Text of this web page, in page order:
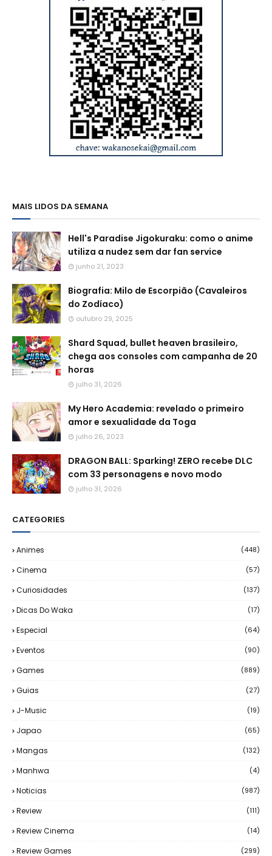
MAIS LIDOS DA SEMANA
Hell's Paradise Jigokuraku: como o anime
utiliza a nudez sem dar fan service
junho 21, 2023
Biografia: Milo de Escorpião (Cavaleiros
do Zodíaco)
outubro 29, 2025
Shard Squad, bullet heaven brasileiro,
chega aos consoles com campanha de 20
horas
julho 31, 2026
My Hero Academia: revelado o primeiro
amor e sexualidade da Toga
julho 26, 2023
DRAGON BALL: Sparking! ZERO recebe DLC
com 33 personagens e novo modo
julho 31, 2026
CATEGORIES
Animes (448)
Cinema (57)
Curiosidades (137)
Dicas Do Waka (17)
Especial (64)
Eventos (90)
Games (889)
Guias (27)
J-Music (19)
Japao (65)
Mangas (132)
Manhwa (4)
Noticias (987)
Review (111)
Review Cinema (14)
Review Games (299)